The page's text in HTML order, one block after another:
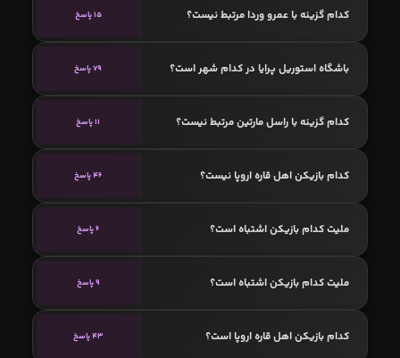
کدام گزینه با عمرو وردا مرتبط نیست؟ 15 پاسخ
باشگاه استوریل پرایا در کدام شهر است؟ 79 پاسخ
کدام گزینه با راسل مارتین مرتبط نیست؟ 11 پاسخ
کدام بازیکن اهل قاره اروپا نیست؟ 46 پاسخ
ملیت کدام بازیکن اشتباه است؟ 6 پاسخ
ملیت کدام بازیکن اشتباه است؟ 9 پاسخ
کدام بازیکن اهل قاره اروپا است؟ 43 پاسخ